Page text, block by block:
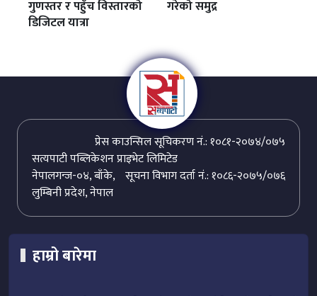
गुणस्तर र पहुँच विस्तारको
डिजिटल यात्रा
गरेको समुद्र
प्रेस काउन्सिल सूचिकरण नं.: १०८१-२०७४/०७५
सत्यपाटी पब्लिकेशन प्राइभेट लिमिटेड
सूचना विभाग दर्ता नं.: १०८६-२०७५/०७६
नेपालगन्ज-०४, बाँके,
लुम्बिनी प्रदेश, नेपाल
हाम्रो बारेमा